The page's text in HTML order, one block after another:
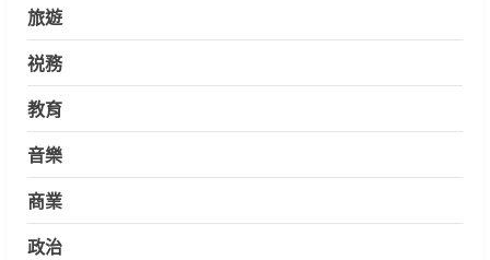
旅遊
祱務
教育
音樂
商業
政治